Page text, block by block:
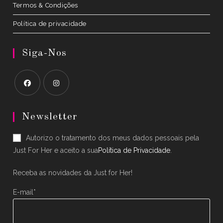
Termos & Condições
Política de privacidade
Siga-Nos
in
new
tab
in
new
tab
Newsletter
Autorizo o tratamento dos meus dados pessoais pela
Just For Her e aceito a suaPolítica de Privacidade
Receba as novidades da Just for Her!
E-mail*